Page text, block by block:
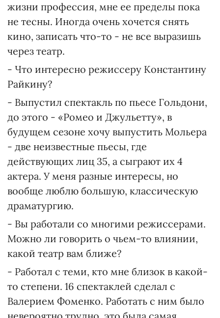
жизни профессия, мне ее пределы пока
не тесны. Иногда очень хочется снять
кино, записать что-то - не все выразишь
через театр.
- Что интересно режиссеру Константину
Райкину?
- Выпустил спектакль по пьесе Гольдони,
до этого - «Ромео и Джульетту», в
будущем сезоне хочу выпустить Мольера
- две неизвестные пьесы, где
действующих лиц 35, а сыграют их 4
актера. У меня разные интересы, но
вообще люблю большую, классическую
драматургию.
- Вы работали со многими режиссерами.
Можно ли говорить о чьем-то влиянии,
какой театр вам ближе?
- Работал с теми, кто мне близок в какой-
то степени. 16 спектаклей сделал с
Валерием Фоменко. Работать с ним было